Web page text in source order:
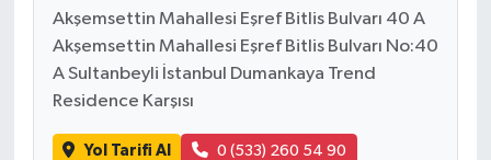
Akşemsettin Mahallesi Eşref Bitlis Bulvarı 40 A
Akşemsettin Mahallesi Eşref Bitlis Bulvarı No:40
A Sultanbeyli İstanbul Dumankaya Trend
Residence Karşısı
Yol Tarifi Al 0 (533) 260 54 90